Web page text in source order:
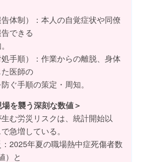
体制）：本人の自覚症状や同僚
できる
手順）：作業からの離脱、身体
医師の
ぐ手順の策定・周知。
を襲う深刻な数値＞
む労災リスクは、統計開始以
急増している。
：2025年夏の職場熱中症死傷者数
）と